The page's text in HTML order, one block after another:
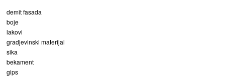
demit fasada
boje
lakovi
gradjevinski materijal
sika
bekament
gips